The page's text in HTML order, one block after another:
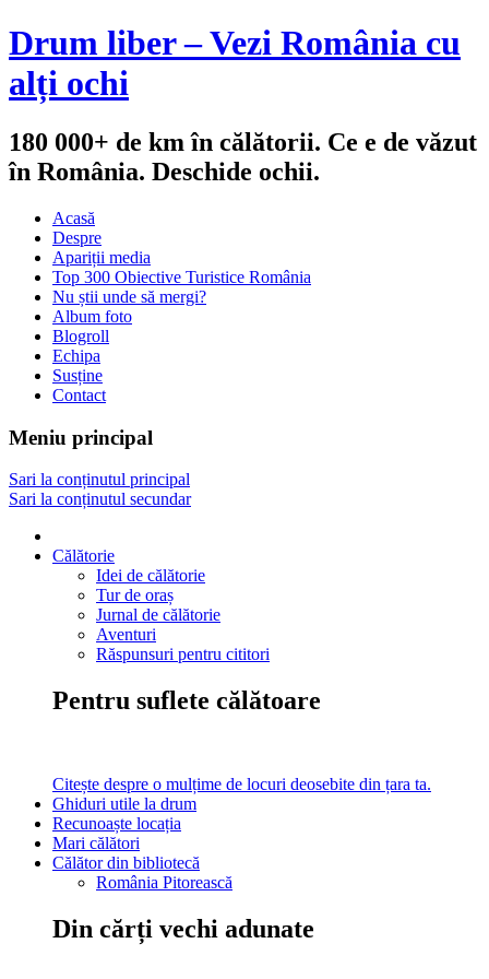
Drum liber – Vezi România cu
alți ochi
180 000+ de km în călătorii. Ce e de văzut
în România. Deschide ochii.
Acasă
Despre
Apariții media
Top 300 Obiective Turistice România
Nu știi unde să mergi?
Album foto
Blogroll
Echipa
Susține
Contact
Meniu principal
Sari la conținutul principal
Sari la conținutul secundar
Călătorie
Idei de călătorie
Tur de oraș
Jurnal de călătorie
Aventuri
Răspunsuri pentru cititori
Pentru suflete călătoare
Citește despre o mulțime de locuri deosebite din țara ta.
Ghiduri utile la drum
Recunoaște locația
Mari călători
Călător din bibliotecă
România Pitorească
Din cărți vechi adunate